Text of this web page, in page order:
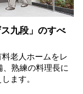
九段」のすべ
老人ホームをレ
熟練の料理長に
ます。